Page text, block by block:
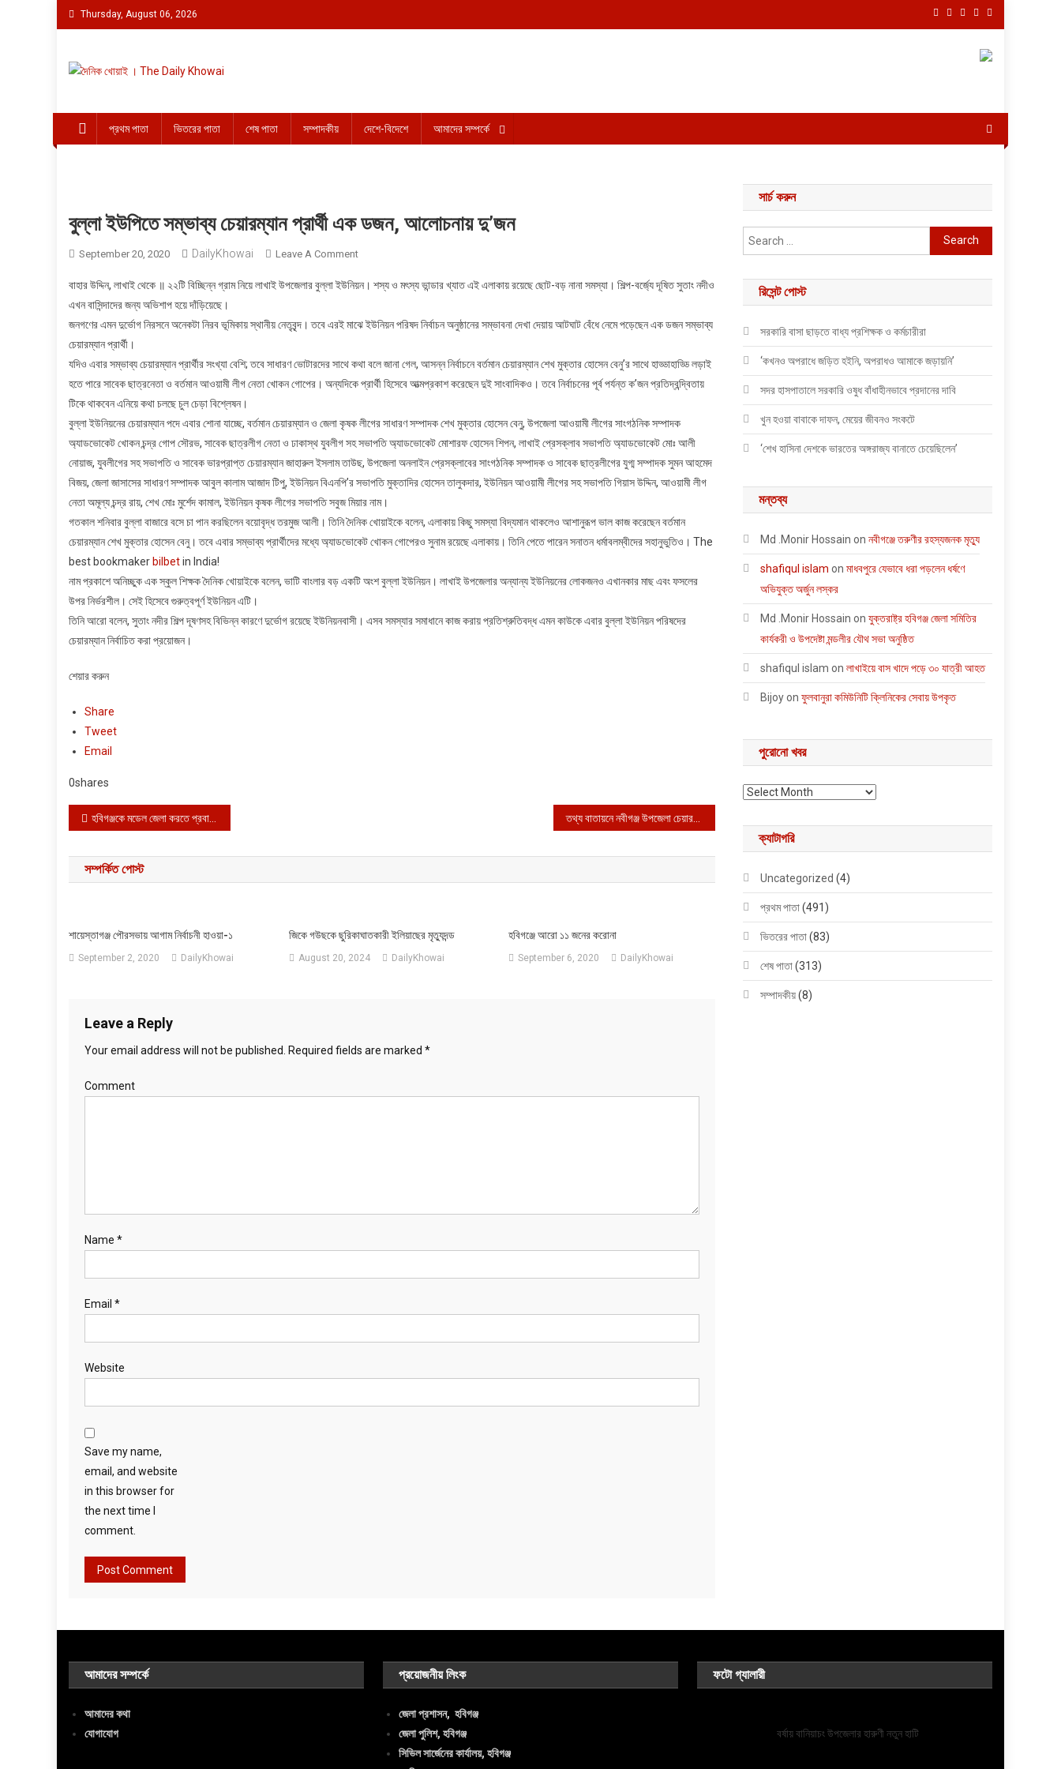
Skip to content
Thursday, August 06, 2026
প্রথম পাতা ভিতরের পাতা শেষ পাতা সম্পাদকীয় দেশে-বিদেশে আমাদের সম্পর্কে
বুল্লা ইউপিতে সম্ভাব্য চেয়ারম্যান প্রার্থী এক ডজন, আলোচনায় দু’জন
September 20, 2020 DailyKhowai Leave A Comment
বাহার উদ্দিন, লাখাই থেকে ॥ ২২টি বিচ্ছিন্ন গ্রাম নিয়ে লাখাই উপজেলার বুল্লা ইউনিয়ন। শস্য ও মৎস্য ভান্ডার খ্যাত এই এলাকায় রয়েছে ছোট-বড় নানা সমস্যা। শিল্প-বর্জ্যে দূষিত সুতাং নদীও
এখন বাসিন্দাদের জন্য অভিশাপ হয়ে দাঁড়িয়েছে।
জনগণের এমন দুর্ভোগ নিরসনে অনেকটা নিরব ভূমিকায় স্থানীয় নেতৃবৃন্দ। তবে এরই মাঝে ইউনিয়ন পরিষদ নির্বাচন অনুষ্ঠানের সম্ভাবনা দেখা দেয়ায় আটঘাট বেঁধে নেমে পড়েছেন এক ডজন সম্ভাব্য
চেয়ারম্যান প্রার্থী।
যদিও এবার সম্ভাব্য চেয়ারম্যান প্রার্থীর সংখ্যা বেশি; তবে সাধারণ ভোটারদের সাথে কথা বলে জানা গেল, আসন্ন নির্বাচনে বর্তমান চেয়ারম্যান শেখ মুক্তার হোসেন বেনু’র সাথে হাড্ডাহাড্ডি লড়াই
হতে পারে সাবেক ছাত্রনেতা ও বর্তমান আওয়ামী লীগ নেতা খোকন গোপের। অন্যদিকে প্রার্থী হিসেবে আত্মপ্রকাশ করেছেন দুই সাংবাদিকও। তবে নির্বাচনের পূর্ব পর্যন্ত ক’জন প্রতিদ্বন্দ্বিতায়
টিকে থাকবেন এনিয়ে কথা চলছে চুল চেড়া বিশ্লেষন।
বুল্লা ইউনিয়নের চেয়ারম্যান পদে এবার শোনা যাচ্ছে, বর্তমান চেয়ারম্যান ও জেলা কৃষক লীগের সাধারণ সম্পাদক শেখ মুক্তার হোসেন বেনু, উপজেলা আওয়ামী লীগের সাংগঠনিক সম্পাদক
অ্যাডভোকেট খোকন চন্দ্র গোপ সৌরভ, সাবেক ছাত্রলীগ নেতা ও ঢাকাস্থ যুবলীগ সহ সভাপতি অ্যাডভোকেট মোশারফ হোসেন শিপন, লাখাই প্রেসক্লাব সভাপতি অ্যাডভোকেট মোঃ আলী
নোয়াজ, যুবলীগের সহ সভাপতি ও সাবেক ভারপ্রাপ্ত চেয়ারম্যান জাহারুল ইসলাম তাউছ, উপজেলা অনলাইন প্রেসক্লাবের সাংগঠনিক সম্পাদক ও সাবেক ছাত্রলীগের যুগ্ম সম্পাদক সুমন আহমেদ
বিজয়, জেলা জাসাসের সাধারণ সম্পাদক আবুল কালাম আজাদ টিপু, ইউনিয়ন বিএনপি’র সভাপতি মুক্তাদির হোসেন তালুকদার, ইউনিয়ন আওয়ামী লীগের সহ সভাপতি গিয়াস উদ্দিন, আওয়ামী লীগ
নেতা অমূল্য চন্দ্র রায়, শেখ মোঃ মুর্শেদ কামাল, ইউনিয়ন কৃষক লীগের সভাপতি সবুজ মিয়ার নাম।
গতকাল শনিবার বুল্লা বাজারে বসে চা পান করছিলেন বয়োবৃদ্ধ তরমুজ আলী। তিনি দৈনিক খোয়াইকে বলেন, এলাকায় কিছু সমস্যা বিদ্যমান থাকলেও আশানুরূপ ভাল কাজ করেছেন বর্তমান
চেয়ারম্যান শেখ মুক্তার হোসেন বেনু। তবে এবার সম্ভাব্য প্রার্থীদের মধ্যে অ্যাডভোকেট খোকন গোপেরও সুনাম রয়েছে এলাকায়। তিনি পেতে পারেন সনাতন ধর্মাবলম্বীদের সহানুভুতিও। The
best bookmaker bilbetin India!
নাম প্রকাশে অনিচ্ছুক এক স্কুল শিক্ষক দৈনিক খোয়াইকে বলেন, ভাটি বাংলার বড় একটি অংশ বুল্লা ইউনিয়ন। লাখাই উপজেলার অন্যান্য ইউনিয়নের লোকজনও এখানকার মাছ এবং ফসলের
উপর নির্ভরশীল। সেই হিসেবে গুরুত্বপূর্ণ ইউনিয়ন এটি।
তিনি আরো বলেন, সুতাং নদীর শিল্প দূষণসহ বিভিন্ন কারণে দুর্ভোগ রয়েছে ইউনিয়নবাসী। এসব সমস্যার সমাধানে কাজ করায় প্রতিশ্রুতিবদ্ধ এমন কাউকে এবার বুল্লা ইউনিয়ন পরিষদের
চেয়ারম্যান নির্বাচিত করা প্রয়োজন।
শেয়ার করুন
Share
Tweet
Email
0shares
Post navigation
হবিগঞ্জকে মডেল জেলা করতে প্রবাসীদের আন্তরিকতা প্রয়োজন
সম্পর্কিত পোস্ট
শায়েস্তাগঞ্জ পৌরসভায় আগাম নির্বাচনী হাওয়া-১
September 2, 2020 DailyKhowai
জিকে গউছকে ছুরিকাঘাতকারী ইলিয়াছের মৃত্যুদন্ড
August 20, 2024 DailyKhowai
হবিগঞ্জে আরো ১১ জনের করোনা
September 6, 2020 DailyKhowai
Leave a Reply
Your email address will not be published. Required fields are marked *
Comment
Name *
Email *
Website
Save my name,
email, and website
in this browser for
the next time I
comment.
সার্চ করুন
Search for:
রিসেন্ট পোস্ট
সরকারি বাসা ছাড়তে বাধ্য প্রশিক্ষক ও কর্মচারীরা
‘কখনও অপরাধে জড়িত হইনি, অপরাধও আমাকে জড়ায়নি’
সদর হাসপাতালে সরকারি ওষুধ বাঁধাহীনভাবে প্রদানের দাবি
খুন হওয়া বাবাকে দাফন, মেয়ের জীবনও সংকটে
‘শেখ হাসিনা দেশকে ভারতের অঙ্গরাজ্য বানাতে চেয়েছিলেন’
মন্তব্য
Md .Monir Hossain onনবীগঞ্জে তরুণীর রহস্যজনক মৃত্যু
shafiqul islam onমাধবপুরে যেভাবে ধরা পড়লেন ধর্ষণে
অভিযুক্ত অর্জুন লস্কর
Md .Monir Hossain onযুক্তরাষ্ট্র হবিগঞ্জ জেলা সমিতির
কার্যকরী ও উপদেষ্টা মন্ডলীর যৌথ সভা অনুষ্ঠিত
shafiqul islam onলাখাইয়ে বাস খাদে পড়ে ৩০ যাত্রী আহত
Bijoyonফুলবানুরা কমিউনিটি ক্লিনিকের সেবায় উপকৃত
পুরোনো খবর
পুরোনো খবর
ক্যাটাগরি
Uncategorized (4)
প্রথম পাতা(491)
ভিতরের পাতা(83)
শেষ পাতা(313)
সম্পাদকীয়(8)
আমাদের সম্পর্কে
আমাদের কথা
যোগাযোগ
প্রয়োজনীয় লিংক
জেলা প্রশাসন, হবিগঞ্জ
জেলা পুলিশ, হবিগঞ্জ
সিভিল সার্জেনের কার্যালয়, হবিগঞ্জ
ফটো গ্যালারী
বর্ষায় বানিয়াচং উপজেলার হারুণী নতুন হাটি